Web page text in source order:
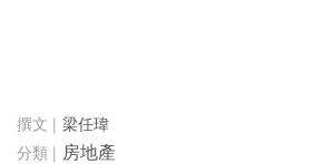
梁任瑋
房地產